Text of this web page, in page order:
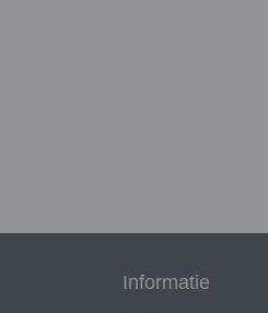
Informatie